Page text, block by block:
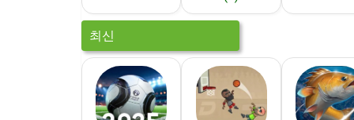
최신